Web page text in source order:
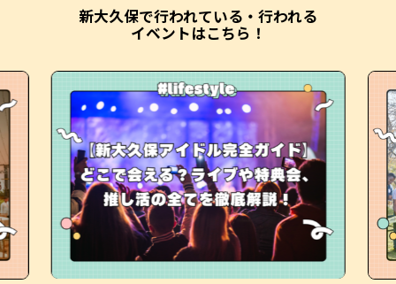
新大久保で行われている・行われる
イベントはこちら！